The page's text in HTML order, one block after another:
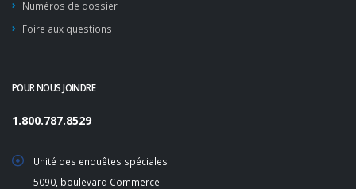
Numéros de dossier
Foire aux questions
POUR NOUS JOINDRE
1.800.787.8529
Unité des enquêtes spéciales
5090, boulevard Commerce